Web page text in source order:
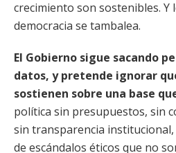
crecimiento son sostenibles. Y
democracia se tambalea.
El Gobierno sigue sacando
datos, y pretende ignorar
sostienen sobre una base
política sin presupuestos, sin
sin transparencia
de escándalos éticos que no